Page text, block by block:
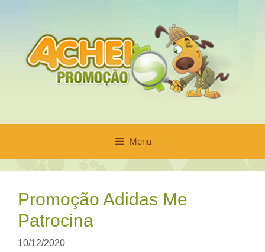
conteúdo
Menu
Promoção Adidas Me
Patrocina
10/12/2020